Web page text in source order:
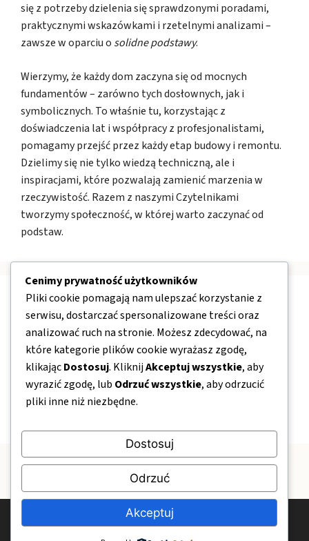
się z potrzeby dzielenia się sprawdzonymi poradami,
praktycznymi wskazówkami i rzetelnymi analizami –
zawsze w oparciu o solidne podstawy.
Wierzymy, że każdy dom zaczyna się od mocnych
fundamentów – zarówno tych dosłownych, jak i
symbolicznych. To właśnie tu, korzystając z
doświadczenia lat i współpracy z profesjonalistami,
pomagamy przejść przez każdy etap budowy i remontu.
Dzielimy się nie tylko wiedzą techniczną, ale i
inspiracjami, które pozwalają zamienić marzenia w
rzeczywistość. Razem z naszymi Czytelnikami
tworzymy społeczność, w której warto zaczynać od
podstaw.
Nawigacja
O nas
Kontakt
Mapa strony
© 2026 MocneFundamenty.pl
Cenimy prywatność użytkowników
Pliki cookie pomagają nam ulepszać korzystanie z
serwisu, dostarczać spersonalizowane treści oraz
analizować ruch na stronie. Możesz zdecydować, na
które kategorie plików cookie wyrażasz zgodę,
klikającDostosuj. KliknijAkceptuj wszystkie, aby
wyrazić zgodę, lub Odrzuć wszystkie, aby odrzucić
pliki inne niż niezbędne.
Dostosuj
Odrzuć
Akceptuj